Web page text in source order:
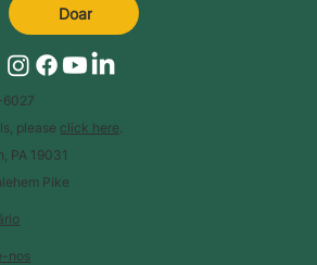
nos
please click here.
PA 19031
Pike
Doar